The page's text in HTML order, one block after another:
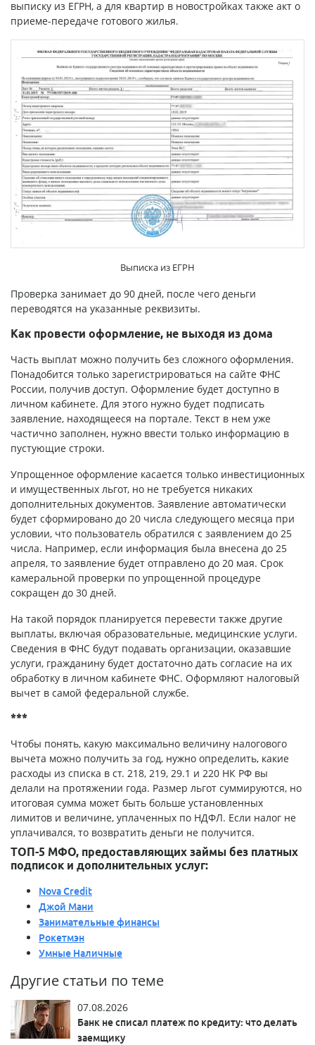
выписку из ЕГРН, а для квартир в новостройках также акт о
приеме-передаче готового жилья.
Выписка из ЕГРН
Проверка занимает до 90 дней, после чего деньги
переводятся на указанные реквизиты.
Как провести оформление, не выходя из дома
Часть выплат можно получить без сложного оформления.
Понадобится только зарегистрироваться на сайте ФНС
России, получив доступ. Оформление будет доступно в
личном кабинете. Для этого нужно будет подписать
заявление, находящееся на портале. Текст в нем уже
частично заполнен, нужно ввести только информацию в
пустующие строки.
Упрощенное оформление касается только инвестиционных
и имущественных льгот, но не требуется никаких
дополнительных документов. Заявление автоматически
будет сформировано до 20 числа следующего месяца при
условии, что пользователь обратился с заявлением до 25
числа. Например, если информация была внесена до 25
апреля, то заявление будет отправлено до 20 мая. Срок
камеральной проверки по упрощенной процедуре
сокращен до 30 дней.
На такой порядок планируется перевести также другие
выплаты, включая образовательные, медицинские услуги.
Сведения в ФНС будут подавать организации, оказавшие
услуги, гражданину будет достаточно дать согласие на их
обработку в личном кабинете ФНС. Оформляют налоговый
вычет в самой федеральной службе.
***
Чтобы понять, какую максимально величину налогового
вычета можно получить за год, нужно определить, какие
расходы из списка в ст. 218, 219, 29.1 и 220 НК РФ вы
делали на протяжении года. Размер льгот суммируются, но
итоговая сумма может быть больше установленных
лимитов и величине, уплаченных по НДФЛ. Если налог не
уплачивался, то возвратить деньги не получится.
ТОП-5 МФО, предоставляющих займы без платных
подписок и дополнительных услуг:
Nova Credit
Джой Мани
Занимательные финансы
Рокетмэн
Умные Наличные
Другие статьи по теме
07.08.2026
Банк не списал платеж по кредиту: что делать
заемщику